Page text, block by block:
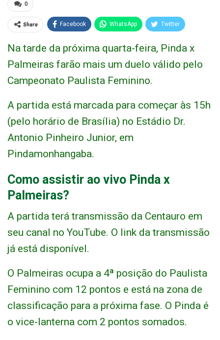
0
Share Facebook WhatsApp Twitter
Na tarde da próxima quarta-feira, Pinda x
Palmeiras farão mais um duelo válido pelo
Campeonato Paulista Feminino.
A partida está marcada para começar às 15h
(pelo horário de Brasília) no Estádio Dr.
Antonio Pinheiro Junior, em
Pindamonhangaba.
Como assistir ao vivo Pinda x
Palmeiras?
A partida terá transmissão da Centauro em
seu canal no YouTube. O link da transmissão
já está disponível.
O Palmeiras ocupa a 4ª posição do Paulista
Feminino com 12 pontos e está na zona de
classificação para a próxima fase. O Pinda é
o vice-lanterna com 2 pontos somados.